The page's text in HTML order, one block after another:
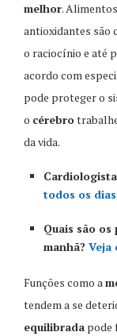
melhor.
antioxidantes são
o raciocínio e até
acordo com
pode proteger o
o cérebro
da vida.
todos os
Quais são
manhã? Veja
Funções como a
tendem a se
equilibrada pode